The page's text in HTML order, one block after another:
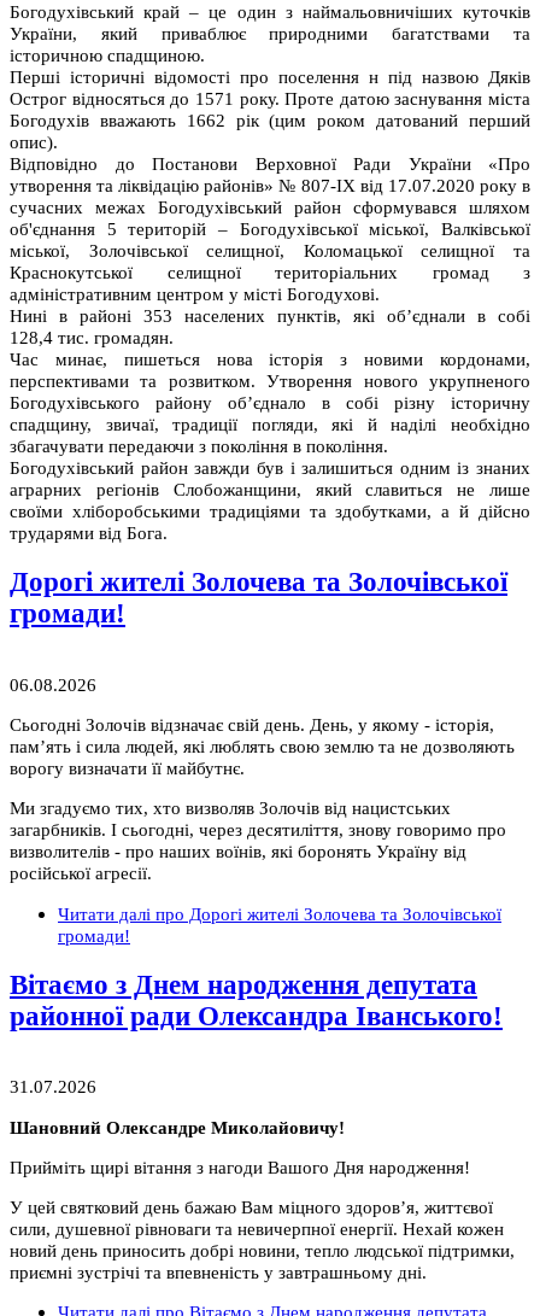
Богодухівський край – це один з наймальовничіших куточків
України, який приваблює природними багатствами та
історичною спадщиною.
Перші історичні відомості про поселення н під назвою Дяків
Острог відносяться до 1571 року. Проте датою заснування міста
Богодухів вважають 1662 рік (цим роком датований перший
опис).
Відповідно до Постанови Верховної Ради України «Про
утворення та ліквідацію районів» № 807-ІХ від 17.07.2020 року в
сучасних межах Богодухівський район сформувався шляхом
об'єднання 5 територій – Богодухівської міської, Валківської
міської, Золочівської селищної, Коломацької селищної та
Краснокутської селищної територіальних громад з
адміністративним центром у місті Богодухові.
Нині в районі 353 населених пунктів, які об’єднали в собі
128,4 тис. громадян.
Час минає, пишеться нова історія з новими кордонами,
перспективами та розвитком. Утворення нового укрупненого
Богодухівського району об’єднало в собі різну історичну
спадщину, звичаї, традиції погляди, які й наділі необхідно
збагачувати передаючи з покоління в покоління.
Богодухівський район завжди був і залишиться одним із знаних
аграрних регіонів Слобожанщини, який славиться не лише
своїми хліборобськими традиціями та здобутками, а й дійсно
трударями від Бога.
Дорогі жителі Золочева та Золочівської
громади!
06.08.2026
Сьогодні Золочів відзначає свій день. День, у якому - історія,
пам’ять і сила людей, які люблять свою землю та не дозволяють
ворогу визначати її майбутнє.
Ми згадуємо тих, хто визволяв Золочів від нацистських
загарбників. І сьогодні, через десятиліття, знову говоримо про
визволителів - про наших воїнів, які боронять Україну від
російської агресії.
Читати далі про Дорогі жителі Золочева та Золочівської
громади!
Вітаємо з Днем народження депутата
районної ради Олександра Іванського!
31.07.2026
Шановний Олександре Миколайовичу!
Прийміть щирі вітання з нагоди Вашого Дня народження!
У цей святковий день бажаю Вам міцного здоров’я, життєвої
сили, душевної рівноваги та невичерпної енергії. Нехай кожен
новий день приносить добрі новини, тепло людської підтримки,
приємні зустрічі та впевненість у завтрашньому дні.